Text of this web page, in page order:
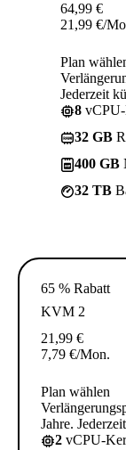
64,99 €
21,99 €/
Plan
Jederzeit
8
32 GB
400 GB
32 TB
65 % Rabatt
KVM 2
21,99 €
7,79 €/Mon.
Plan wählen
Jahre.
2 vCPU-